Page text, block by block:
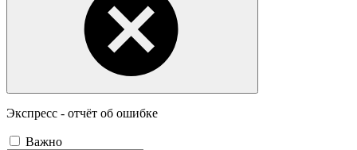
Экспресс - отчёт об ошибке
Важно